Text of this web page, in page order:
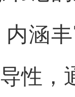
涵
性，